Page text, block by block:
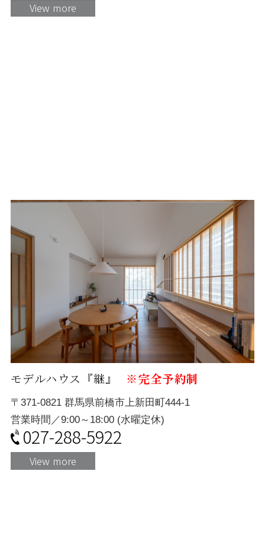
View more
モデルハウス『継』 ※完全予約制
〒371-0821 群馬県前橋市上新田町444-1
営業時間／9:00～18:00 (水曜定休)
027-288-5922
View more